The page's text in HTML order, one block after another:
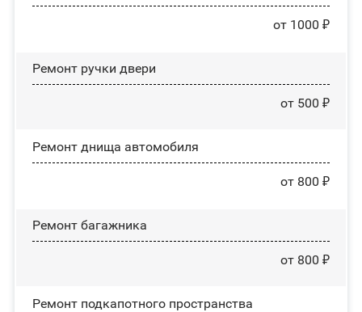
от 1000 ₽
Ремонт ручки двери
от 500 ₽
Ремонт днища автомобиля
от 800 ₽
Ремонт багажника
от 800 ₽
Ремонт подкапотного пространства